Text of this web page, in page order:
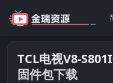
TCL电视V8-
固件包下载